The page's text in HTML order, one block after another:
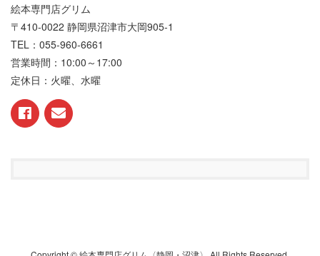
絵本専門店グリム
〒410-0022 静岡県沼津市大岡905-1
TEL：055-960-6661
営業時間：10:00～17:00
定休日：火曜、水曜